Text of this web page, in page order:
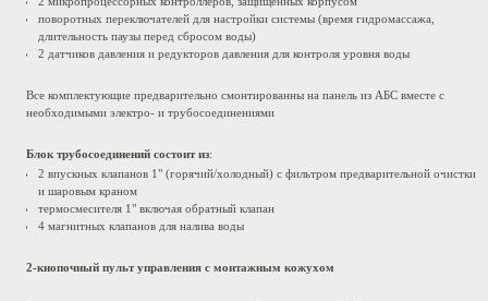
поворотных переключателей для настройки системы (время гидромассажа,
длительность паузы перед сбросом воды)
2 датчиков давления и редукторов давления для контроля уровня воды
Все комплектующие предварительно смонтированны на панель из АБС вместе с
необходимыми электро- и трубосоединениями
Блок трубосоединений состоит из:
2 впускных клапанов 1" (горячий/холодный) с фильтром предварительной очистки
и шаровым краном
термосмесителя 1" включая обратный клапан
4 магнитных клапанов для налива воды
2-кнопочный пульт управления с монтажным кожухом